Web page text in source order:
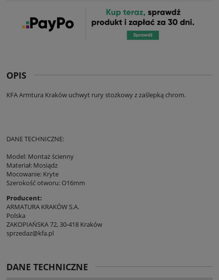
OPIS
KFA Armtura Kraków uchwyt rury stożkowy z zaślepką chrom.
DANE TECHNICZNE:
Model: Montaż ścienny
Materiał: Mosiądz
Mocowanie: Kryte
Szerokość otworu: O16mm
Producent:
ARMATURA KRAKÓW S.A.
Polska
ZAKOPIAŃSKA 72, 30-418 Kraków
sprzedaz@kfa.pl
DANE TECHNICZNE